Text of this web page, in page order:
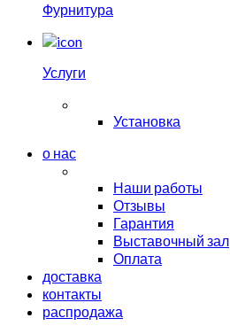
Фурнитура
Услуги
Установка
о нас
Наши работы
Отзывы
Гарантия
Выставочный зал
Оплата
доставка
контакты
распродажа